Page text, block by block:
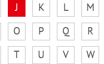
J K L
M
O P Q
R
T U V
W